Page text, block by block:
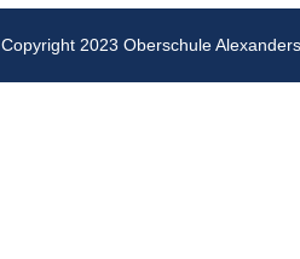
2023 Oberschule